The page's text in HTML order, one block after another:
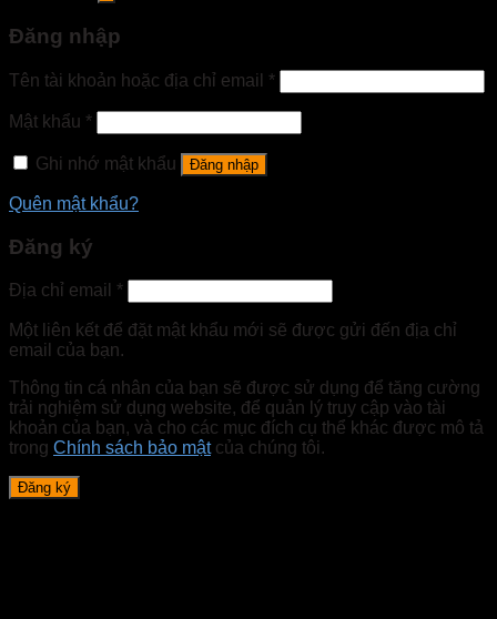
Đăng nhập
Tên tài khoản hoặc địa chỉ email *
Mật khẩu *
Ghi nhớ mật khẩu Đăng nhập
Quên mật khẩu?
Đăng ký
Địa chỉ email *
Một liên kết để đặt mật khẩu mới sẽ được gửi đến địa chỉ
email của bạn.
Thông tin cá nhân của bạn sẽ được sử dụng để tăng cường
trải nghiệm sử dụng website, để quản lý truy cập vào tài
khoản của bạn, và cho các mục đích cụ thể khác được mô tả
trong Chính sách bảo mậtcủa chúng tôi.
Đăng ký